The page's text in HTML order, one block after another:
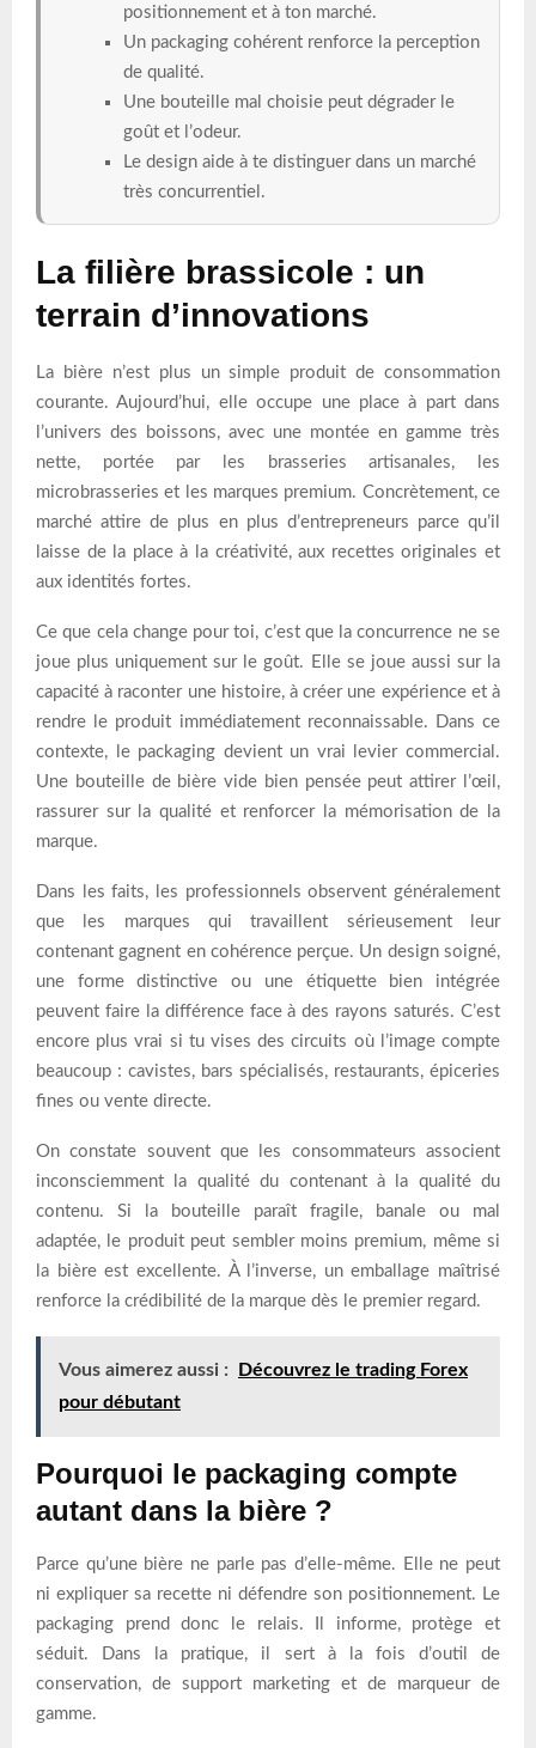
positionnement et à ton marché.
Un packaging cohérent renforce la perception
de qualité.
Une bouteille mal choisie peut dégrader le
goût et l’odeur.
Le design aide à te distinguer dans un marché
très concurrentiel.
La filière brassicole : un
terrain d’innovations
La bière n’est plus un simple produit de consommation
courante. Aujourd’hui, elle occupe une place à part dans
l’univers des boissons, avec une montée en gamme très
nette, portée par les brasseries artisanales, les
microbrasseries et les marques premium. Concrètement, ce
marché attire de plus en plus d’entrepreneurs parce qu’il
laisse de la place à la créativité, aux recettes originales et
aux identités fortes.
Ce que cela change pour toi, c’est que la concurrence ne se
joue plus uniquement sur le goût. Elle se joue aussi sur la
capacité à raconter une histoire, à créer une expérience et à
rendre le produit immédiatement reconnaissable. Dans ce
contexte, le packaging devient un vrai levier commercial.
Une bouteille de bière vide bien pensée peut attirer l’œil,
rassurer sur la qualité et renforcer la mémorisation de la
marque.
Dans les faits, les professionnels observent généralement
que les marques qui travaillent sérieusement leur
contenant gagnent en cohérence perçue. Un design soigné,
une forme distinctive ou une étiquette bien intégrée
peuvent faire la différence face à des rayons saturés. C’est
encore plus vrai si tu vises des circuits où l’image compte
beaucoup : cavistes, bars spécialisés, restaurants, épiceries
fines ou vente directe.
On constate souvent que les consommateurs associent
inconsciemment la qualité du contenant à la qualité du
contenu. Si la bouteille paraît fragile, banale ou mal
adaptée, le produit peut sembler moins premium, même si
la bière est excellente. À l’inverse, un emballage maîtrisé
renforce la crédibilité de la marque dès le premier regard.
Vous aimerez aussi :
Découvrez le trading Forex
pour débutant
Pourquoi le packaging compte
autant dans la bière ?
Parce qu’une bière ne parle pas d’elle-même. Elle ne peut
ni expliquer sa recette ni défendre son positionnement. Le
packaging prend donc le relais. Il informe, protège et
séduit. Dans la pratique, il sert à la fois d’outil de
conservation, de support marketing et de marqueur de
gamme.